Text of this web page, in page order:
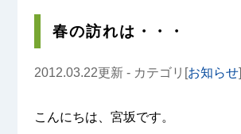
春の訪れは・・・
2012.03.22更新 - カテゴリ[お知らせ]
こんにちは、宮坂です。